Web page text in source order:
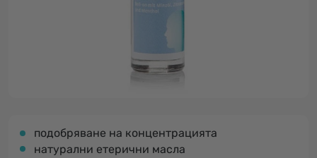
подобряване на концентрацията
натурални етерични масла